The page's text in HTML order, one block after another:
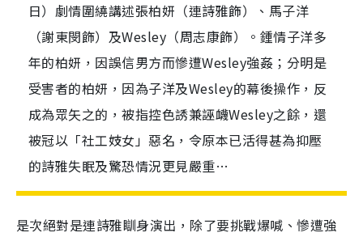
日）劇情圍繞講述張柏妍（連詩雅飾）、馬子洋
（謝東閔飾）及Wesley（周志康飾）。鍾情子洋多
年的柏妍，因誤信男方而慘遭Wesley強姦；分明是
受害者的柏妍，因為子洋及Wesley的幕後操作，反
成為眾矢之的，被指控色誘兼誣衊Wesley之餘，還
被冠以「社工妓女」惡名，令原本已活得甚為抑壓
的詩雅失眠及驚恐情況更見嚴重…
是次絕對是連詩雅瞓身演出，除了要挑戰爆喊、慘遭強